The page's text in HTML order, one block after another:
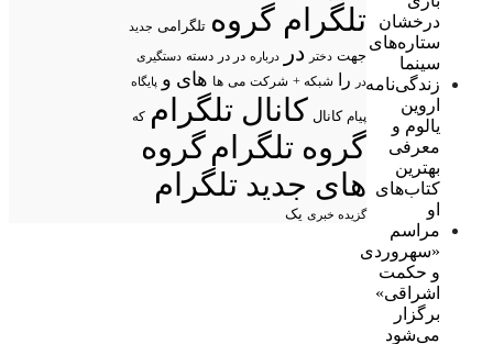
درخشان
ستاره‌های
سینما
زندگی‌نامه
اروین
یالوم و
معرفی
بهترین
کتاب‌های
او
مراسم
«سهروردی
و حکمت
اشراقی»
برگزار
می‌شود
تلگرام گروه تلگرامی جدید
جهت دختر در درباره در در دسته دستگیری
در
را شبکه + شرکت می ها های و پایگاه
پیام کانال کانال تلگرام که
گروه تلگرامگروه
های جدید تلگرام
گزیده خبری یک